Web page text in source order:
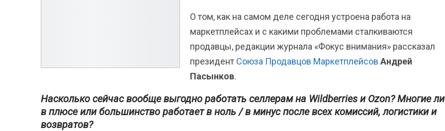
О том, как на самом деле сегодня устроена работа на
маркетплейсах и с какими проблемами сталкиваются
продавцы, редакции журнала «Фокус внимания» рассказал
президент Союза Продавцов Маркетплейсов Андрей
Пасынков.
Насколько сейчас вообще выгодно работать селлерам на Wildberries и Ozon?Многие ли
в плюсе или большинство работает в ноль / в минус после всех комиссий, логистики и
возвратов?